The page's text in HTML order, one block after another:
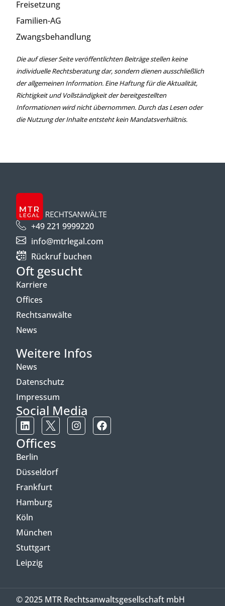
Freisetzung
Familien-AG
Zwangsbehandlung
Die auf dieser Seite veröffentlichten Beiträge stellen keine
individuelle Rechtsberatung dar, sondern dienen ausschließlich
der allgemeinen Information. Eine Haftung für die Aktualität,
Richtigkeit und Vollständigkeit der bereitgestellten
Informationen wird nicht übernommen. Durch das Lesen oder
die Nutzung der Inhalte entsteht kein Mandatsverhältnis.
+49 221 9999220
info@mtrlegal.com
Rückruf buchen
Oft gesucht
Karriere
Offices
Rechtsanwälte
News
Weitere Infos
News
Datenschutz
Impressum
Social Media
Offices
Berlin
Düsseldorf
Frankfurt
Hamburg
Köln
München
Stuttgart
Leipzig
© 2025 MTR Rechtsanwaltsgesellschaft mbH